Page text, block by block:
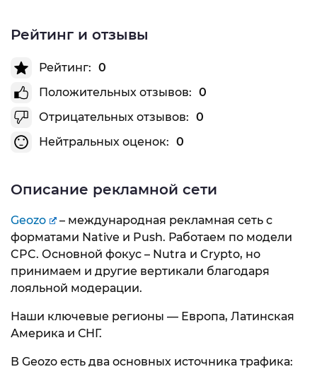
Рейтинг и отзывы
Рейтинг: 0
Положительных отзывов: 0
Отрицательных отзывов: 0
Нейтральных оценок: 0
Описание рекламной сети
Geozo
– международная рекламная сеть с
форматами Native и Push. Работаем по модели
CPC. Основной фокус – Nutra и Crypto, но
принимаем и другие вертикали благодаря
лояльной модерации.
Наши ключевые регионы — Европа, Латинская
Америка и СНГ.
В Geozo есть два основных источника трафика: